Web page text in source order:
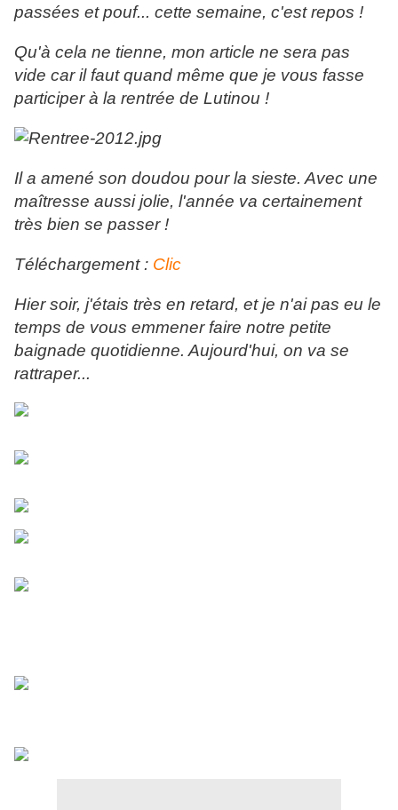
passées et pouf... cette semaine, c'est repos !
Qu'à cela ne tienne, mon article ne sera pas
vide car il faut quand même que je vous fasse
participer à la rentrée de Lutinou !
Il a amené son doudou pour la sieste. Avec une
maîtresse aussi jolie, l'année va certainement
très bien se passer !
Téléchargement : Clic
Hier soir, j'étais très en retard, et je n'ai pas eu le
temps de vous emmener faire notre petite
baignade quotidienne. Aujourd'hui, on va se
rattraper...